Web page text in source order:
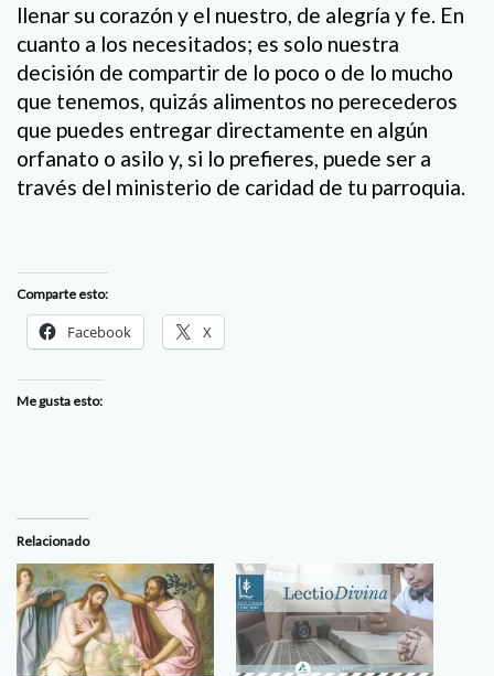
llenar su corazón y el nuestro, de alegría y fe. En
cuanto a los necesitados; es solo nuestra
decisión de compartir de lo poco o de lo mucho
que tenemos, quizás alimentos no perecederos
que puedes entregar directamente en algún
orfanato o asilo y, si lo prefieres, puede ser a
través del ministerio de caridad de tu parroquia.
Comparte esto:
Facebook X
Me gusta esto:
Relacionado